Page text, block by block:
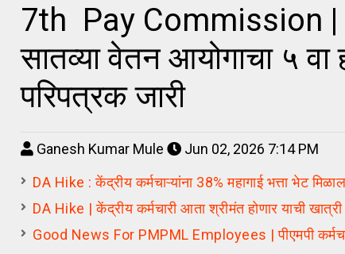
7th Pay Commission |
सातव्या वेतन आयोगाचा ५ वा
परिपत्रक जारी
Ganesh Kumar Mule
Jun 02, 2026 7:14 PM
DA Hike : केंद्रीय कर्मचाऱ्यांना 38% महागाई भत्ता भेट
DA Hike | केंद्रीय कर्मचारी आता श्रीमंत होणार याची
Good News For PMPML Employees | पीएमपी